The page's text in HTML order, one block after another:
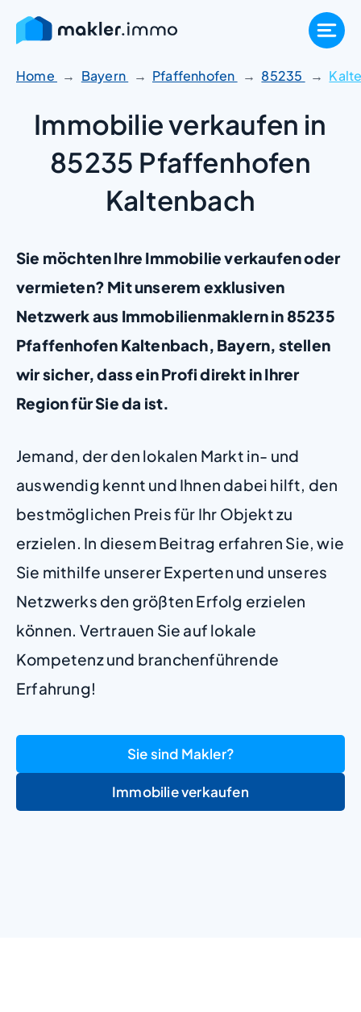
Zum
Inhalt
springen
Home Bayern Pfaffenhofen 85235
Immobilie verkaufen in
85235 Pfaffenhofen
Kaltenbach
Sie möchten Ihre Immobilie verkaufen oder
vermieten? Mit unserem exklusiven
Netzwerk aus Immobilienmaklern in 85235
Pfaffenhofen Kaltenbach, Bayern, stellen
wir sicher, dass ein Profi direkt in Ihrer
Region für Sie da ist.
Jemand, der den lokalen Markt in- und
auswendig kennt und Ihnen dabei hilft, den
bestmöglichen Preis für Ihr Objekt zu
erzielen. In diesem Beitrag erfahren Sie, wie
Sie mithilfe unserer Experten und unseres
Netzwerks den größten Erfolg erzielen
können. Vertrauen Sie auf lokale
Kompetenz und branchenführende
Erfahrung!
Sie sind Makler?
Immobilie verkaufen